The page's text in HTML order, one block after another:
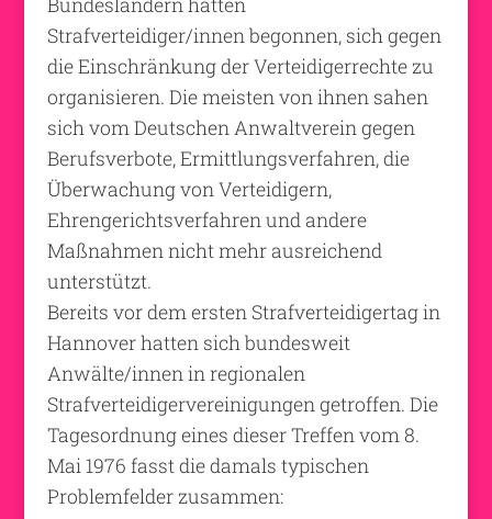
Bundesländern hatten
Strafverteidiger/innen begonnen, sich gegen
die Einschränkung der Verteidigerrechte zu
organisieren. Die meisten von ihnen sahen
sich vom Deutschen Anwaltverein gegen
Berufsverbote, Ermittlungsverfahren, die
Überwachung von Verteidigern,
Ehrengerichtsverfahren und andere
Maßnahmen nicht mehr ausreichend
unterstützt.
Bereits vor dem ersten Strafverteidigertag in
Hannover hatten sich bundesweit
Anwälte/innen in regionalen
Strafverteidigervereinigungen getroffen. Die
Tagesordnung eines dieser Treffen vom 8.
Mai 1976 fasst die damals typischen
Problemfelder zusammen: